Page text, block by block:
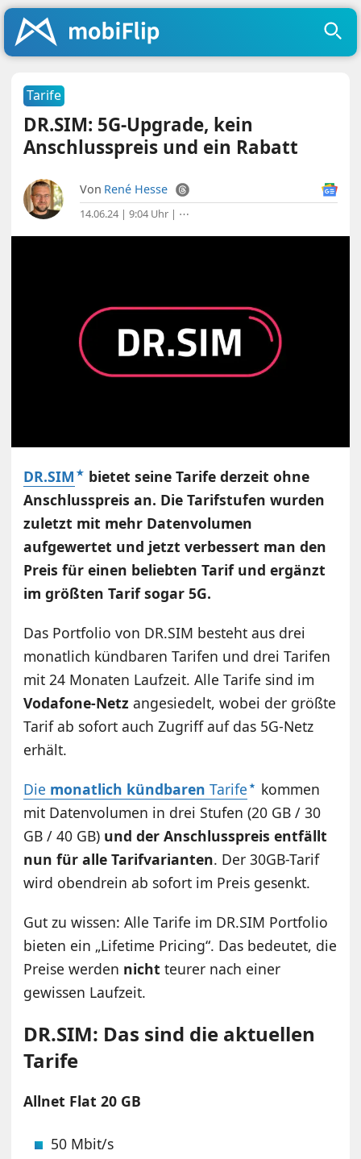
Tarife
DR.SIM: 5G-Upgrade, kein
Anschlusspreis und ein Rabatt
Von René Hesse
14.06.24 | 9:04 Uhr | ⋯
DR.SIM
bietet seine Tarife derzeit ohne
Anschlusspreis an. Die Tarifstufen wurden
zuletzt mit mehr Datenvolumen
aufgewertet und jetzt verbessert man den
Preis für einen beliebten Tarif und ergänzt
im größten Tarif sogar 5G.
Das Portfolio von DR.SIM besteht aus drei
monatlich kündbaren Tarifen und drei Tarifen
mit 24 Monaten Laufzeit. Alle Tarife sind im
Vodafone-Netz angesiedelt, wobei der größte
Tarif ab sofort auch Zugriff auf das 5G-Netz
erhält.
Die monatlich kündbaren Tarife
kommen
mit Datenvolumen in drei Stufen (20 GB / 30
GB / 40 GB) und der Anschlusspreis entfällt
nun für alle Tarifvarianten. Der 30GB-Tarif
wird obendrein ab sofort im Preis gesenkt.
Gut zu wissen: Alle Tarife im DR.SIM Portfolio
bieten ein „Lifetime Pricing“. Das bedeutet, die
Preise werden nicht teurer nach einer
gewissen Laufzeit.
DR.SIM: Das sind die aktuellen
Tarife
Allnet Flat 20 GB
50 Mbit/s